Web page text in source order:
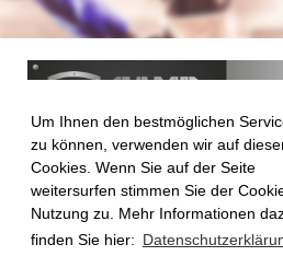
Um Ihnen den bestmöglichen
zu können, verwenden wir auf
Cookies. Wenn Sie auf der Seite
weitersurfen stimmen Sie der
Nutzung zu. Mehr Informationen
finden Sie hier: